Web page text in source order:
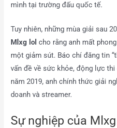
mình tại trường đấu quốc tế.
Tuy nhiên, những mùa giải sau
Mlxg lolcho rằng anh mất
một giảm sút. Báo chí đăng tin
vấn đề về sức khỏe, động lực
năm 2019, anh chính thức giải
doanh và streamer.
Sự nghiệp của